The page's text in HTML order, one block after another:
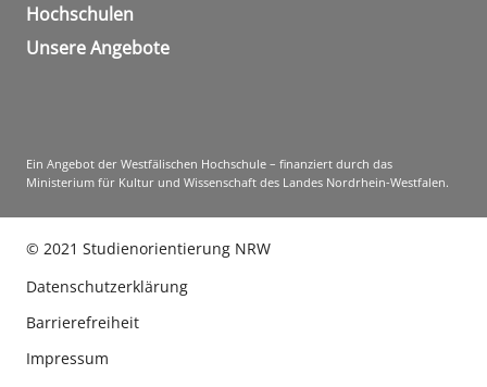
Hochschulen
Unsere Angebote
Ein Angebot der Westfälischen Hochschule – finanziert durch das
Ministerium für Kultur und Wissenschaft des Landes Nordrhein-Westfalen.
© 2021 Studienorientierung NRW
Datenschutzerklärung
Barrierefreiheit
Impressum